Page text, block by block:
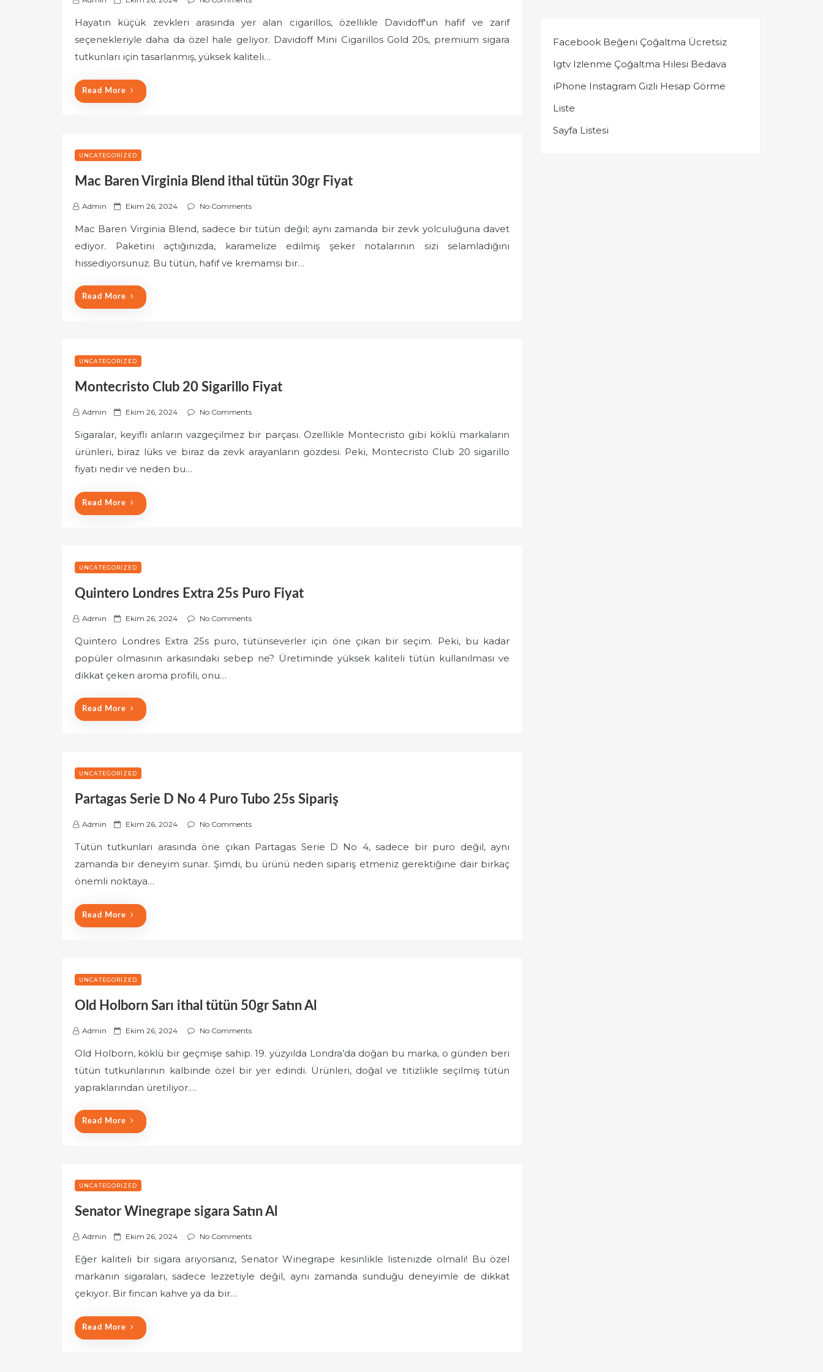
s
t
e
o
n
Hayatın küçük zevkleri arasında yer alan cigarillos, özellikle Davidoff'un hafif ve zarif
seçenekleriyle daha da özel hale geliyor. Davidoff Mini Cigarillos Gold 20s, premium sigara
tutkunları için tasarlanmış, yüksek kaliteli…
Read More
UNCATEGORIZED
Mac Baren Virginia Blend ithal tütün 30gr Fiyat
Admin
P
s
t
o
n
Ekim 26, 2024 No Comments
Mac Baren Virginia Blend, sadece bir tütün değil; aynı zamanda bir zevk yolculuğuna davet
ediyor. Paketini açtığınızda, karamelize edilmiş şeker notalarının sizi selamladığını
hissediyorsunuz. Bu tütün, hafif ve kremamsı bir…
Read More
UNCATEGORIZED
Montecristo Club 20 Sigarillo Fiyat
Admin
P
s
t
e
o
n
Ekim 26, 2024 No Comments
Sigaralar, keyifli anların vazgeçilmez bir parçası. Özellikle Montecristo gibi köklü markaların
ürünleri, biraz lüks ve biraz da zevk arayanların gözdesi. Peki, Montecristo Club 20 sigarillo
fiyatı nedir ve neden bu…
Read More
UNCATEGORIZED
Quintero Londres Extra 25s Puro Fiyat
Admin
P
s
t
o
n
Ekim 26, 2024 No Comments
Quintero Londres Extra 25s puro, tütünseverler için öne çıkan bir seçim. Peki, bu kadar
popüler olmasının arkasındaki sebep ne? Üretiminde yüksek kaliteli tütün kullanılması ve
dikkat çeken aroma profili, onu…
Read More
UNCATEGORIZED
Partagas Serie D No 4 Puro Tubo 25s Sipariş
Admin
P
s
e
o
n
Ekim 26, 2024 No Comments
Tütün tutkunları arasında öne çıkan Partagas Serie D No 4, sadece bir puro değil, aynı
zamanda bir deneyim sunar. Şimdi, bu ürünü neden sipariş etmeniz gerektiğine dair birkaç
önemli noktaya…
Read More
UNCATEGORIZED
Old Holborn Sarı ithal tütün 50gr Satın Al
Admin
P
s
t
o
n
Ekim 26, 2024 No Comments
Old Holborn, köklü bir geçmişe sahip. 19. yüzyılda Londra’da doğan bu marka, o günden beri
tütün tutkunlarının kalbinde özel bir yer edindi. Ürünleri, doğal ve titizlikle seçilmiş tütün
yapraklarından üretiliyor.…
Read More
UNCATEGORIZED
Senator Winegrape sigara Satın Al
Admin
P
s
e
o
n
Ekim 26, 2024 No Comments
Eğer kaliteli bir sigara arıyorsanız, Senator Winegrape kesinlikle listenizde olmalı! Bu özel
markanın sigaraları, sadece lezzetiyle değil, aynı zamanda sunduğu deneyimle de dikkat
çekiyor. Bir fincan kahve ya da bir…
Read More
Facebook Beğeni Çoğaltma Ücretsiz
Igtv Izlenme Çoğaltma Hilesi Bedava
iPhone Instagram Gizli Hesap Görme
Liste
Sayfa Listesi